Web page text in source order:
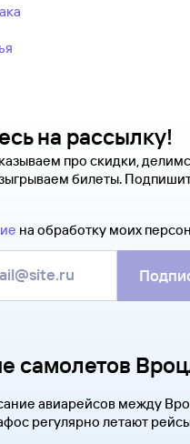
на рассылку!
про скидки,
билеты.
на обработку моих
самолетов
авиарейсов между
регулярно летают